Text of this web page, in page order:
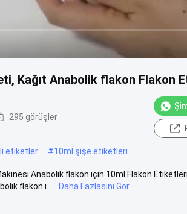
Kağıt Anabolik flakon Flakon
295 görüşler
etiketler #10ml şişe etiketleri
Anabolik flakon için 10ml Flakon Etiketleri
flakon i.....
Daha Fazlasını Gör